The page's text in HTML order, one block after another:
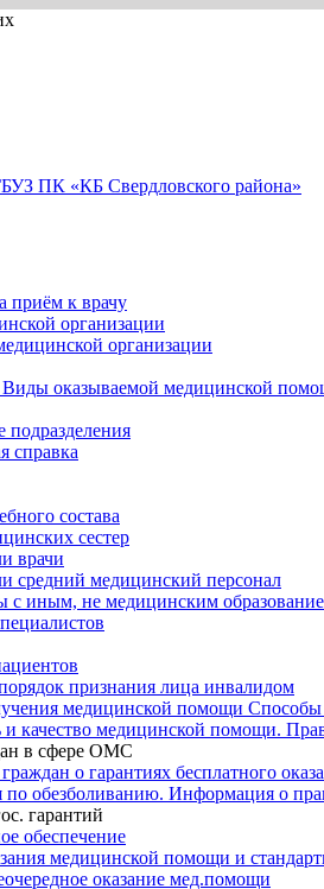
ПК «КБ Свердловского района»
приём к врачу
организации
организации
оказываемой медицинской
подразделения
справка
состава
сестер
врачи
средний медицинский персонал
с иным, не медицинским
признания лица инвалидом
медицинской помощи Способы
и качество медицинской помощи.
в сфере ОМС
о гарантиях бесплатного
обезболиванию. Информация о
гарантий
обеспечение
медицинской помощи и
оказание мед.помощи